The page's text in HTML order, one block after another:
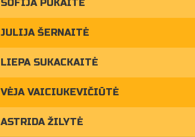
SOFIJA PUKAITĖ
JULIJA ŠERNAITĖ
LIEPA SUKACKAITĖ
VĖJA VAICIUKEVIČIŪTĖ
ASTRIDA ŽILYTĖ